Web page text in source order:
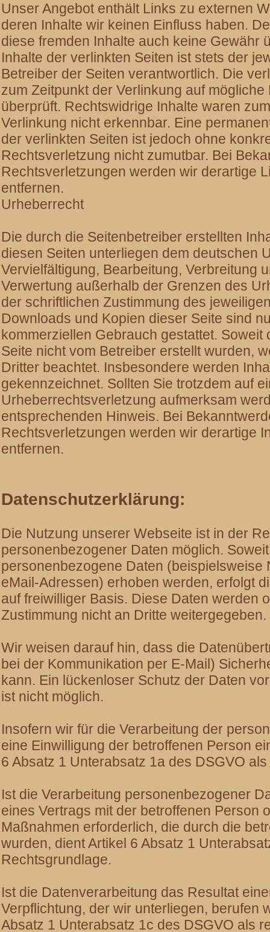
Unser Angebot enthält Links zu externen
deren Inhalte wir keinen Einfluss haben.
diese fremden Inhalte auch keine Gewähr
Inhalte der verlinkten Seiten ist stets der
Betreiber der Seiten verantwortlich. Die
zum Zeitpunkt der Verlinkung auf
überprüft. Rechtswidrige Inhalte waren
Verlinkung nicht erkennbar. Eine
der verlinkten Seiten ist jedoch ohne
Rechtsverletzung nicht zumutbar. Bei
Rechtsverletzungen werden wir derartige
entfernen.
Urheberrecht
Die durch die Seitenbetreiber erstellten
diesen Seiten unterliegen dem deutschen
Vervielfältigung, Bearbeitung, Verbreitung
Verwertung außerhalb der Grenzen des
der schriftlichen Zustimmung des
Downloads und Kopien dieser Seite sind
kommerziellen Gebrauch gestattet. Soweit
Seite nicht vom Betreiber erstellt wurden,
Dritter beachtet. Insbesondere werden
gekennzeichnet. Sollten Sie trotzdem auf
Urheberrechtsverletzung aufmerksam
entsprechenden Hinweis. Bei
Rechtsverletzungen werden wir derartige
entfernen.
Datenschutzerklärung:
Die Nutzung unserer Webseite ist in der
personenbezogener Daten möglich.
personenbezogene Daten (beispielsweise
eMail-Adressen) erhoben werden, erfolgt
auf freiwilliger Basis. Diese Daten werden
Zustimmung nicht an Dritte weitergegeben.
Wir weisen darauf hin, dass die
bei der Kommunikation per E-Mail)
kann. Ein lückenloser Schutz der Daten
ist nicht möglich.
Insofern wir für die Verarbeitung der
eine Einwilligung der betroffenen Person
6 Absatz 1 Unterabsatz 1a des DSGVO
Ist die Verarbeitung personenbezogener
eines Vertrags mit der betroffenen Person
Maßnahmen erforderlich, die durch die
wurden, dient Artikel 6 Absatz 1
Rechtsgrundlage.
Ist die Datenverarbeitung das Resultat
Verpflichtung, der wir unterliegen, berufen
Absatz 1 Unterabsatz 1c des DSGVO als